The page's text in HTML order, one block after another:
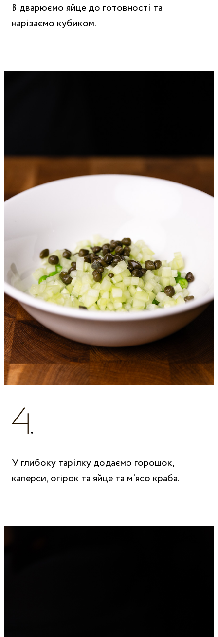
Відварюємо яйце до готовності та
нарізаємо кубиком.
У глибоку тарілку додаємо горошок,
каперси, огірок та яйце та м'ясо краба.